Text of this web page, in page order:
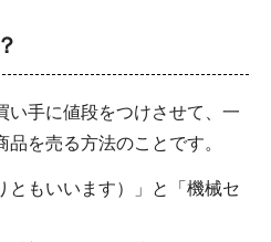
い手に値段をつけさせて、一
を売る方法のことです。
ともいいます）」と「機械セ